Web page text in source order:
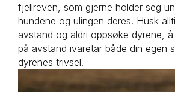
fjellreven, som gjerne holder seg
hundene og ulingen deres. Husk
avstand og aldri oppsøke dyrene,
på avstand ivaretar både din egen
dyrenes trivsel.